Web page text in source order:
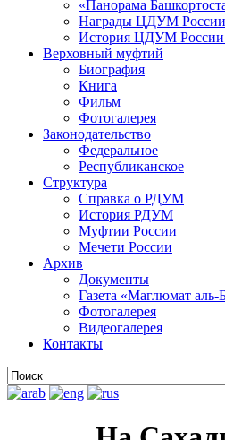
«Панорама
Награды ЦДУМ России
История ЦДУМ России
Верховный муфтий
Биография
Книга
Фильм
Фотогалерея
Законодательство
Федеральное
Республиканское
Структура
Справка о РДУМ
История РДУМ
Муфтии России
Мечети России
Архив
Документы
Газета «Маглюмат аль-
Фотогалерея
Видеогалерея
Контакты